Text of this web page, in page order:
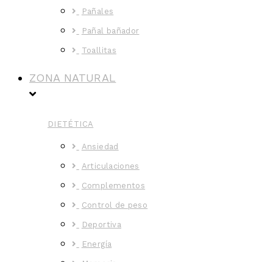
Pañales
Pañal bañador
Toallitas
ZONA NATURAL
DIETÉTICA
Ansiedad
Articulaciones
Complementos
Control de peso
Deportiva
Energía